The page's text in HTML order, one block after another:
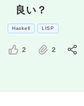
良い？
Haskell LISP
2 2